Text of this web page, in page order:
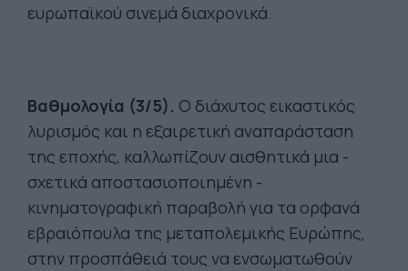
ευρωπαϊκού σινεμά διαχρονικά.
Βαθμολογία (3/5). Ο διάχυτος εικαστικός
λυρισμός και η εξαιρετική αναπαράσταση
της εποχής, καλλωπίζουν αισθητικά μια -
σχετικά αποστασιοποιημένη -
κινηματογραφική παραβολή για τα ορφανά
εβραιόπουλα της μεταπολεμικής Ευρώπης,
στην προσπάθειά τους να ενσωματωθούν